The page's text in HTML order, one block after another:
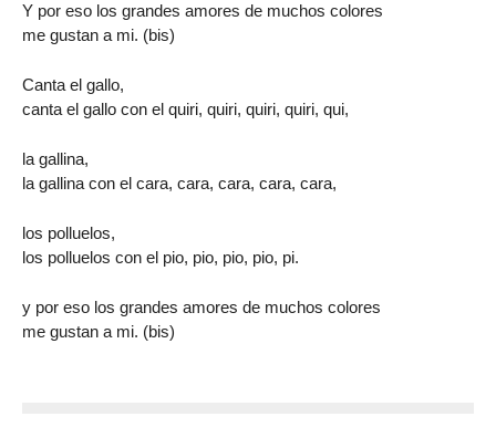
Y por eso los grandes amores de muchos colores
me gustan a mi. (bis)
Canta el gallo,
canta el gallo con el quiri, quiri, quiri, quiri, qui,
la gallina,
la gallina con el cara, cara, cara, cara, cara,
los polluelos,
los polluelos con el pio, pio, pio, pio, pi.
y por eso los grandes amores de muchos colores
me gustan a mi. (bis)